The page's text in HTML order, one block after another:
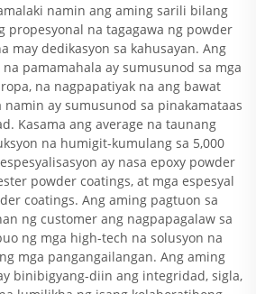
namin ang aming sarili bilang
propesyonal na tagagawa ng powder
may dedikasyon sa kahusayan. Ang
na pamamahala ay sumusunod sa mga
na nagpapatiyak na ang bawat
ay sumusunod sa pinakamataas
Kasama ang average na taunang
na humigit-kumulang sa 5,000
ay nasa epoxy powder
powder coatings, at mga espesyal
coatings. Ang aming pagtuon sa
ng customer ang nagpapagalaw sa
ng mga high-tech na solusyon na
mga pangangailangan. Ang aming
binibigyang-diin ang integridad, sigla,